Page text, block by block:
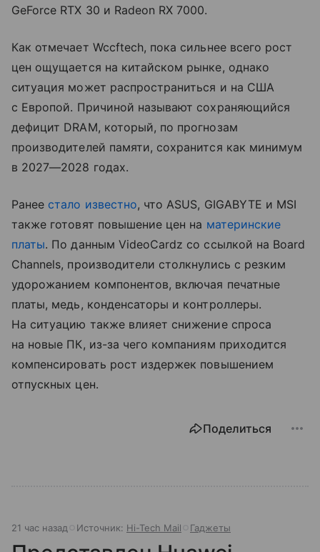
GeForce RTX 30 и Radeon RX 7000.
Как отмечает Wccftech, пока сильнее всего рост
цен ощущается на китайском рынке, однако
ситуация может распространиться и на США
с Европой. Причиной называют сохраняющийся
дефицит DRAM, который, по прогнозам
производителей памяти, сохранится как минимум
в 2027—2028 годах.
Ранее стало известно, что ASUS, GIGABYTE и MSI
также готовят повышение цен на материнские
платы. По данным VideoCardz со ссылкой на Board
Channels, производители столкнулись с резким
удорожанием компонентов, включая печатные
платы, медь, конденсаторы и контроллеры.
На ситуацию также влияет снижение спроса
на новые ПК, из-за чего компаниям приходится
компенсировать рост издержек повышением
отпускных цен.
Поделиться
21 час назад Источник: Hi-Tech Mail Гаджеты